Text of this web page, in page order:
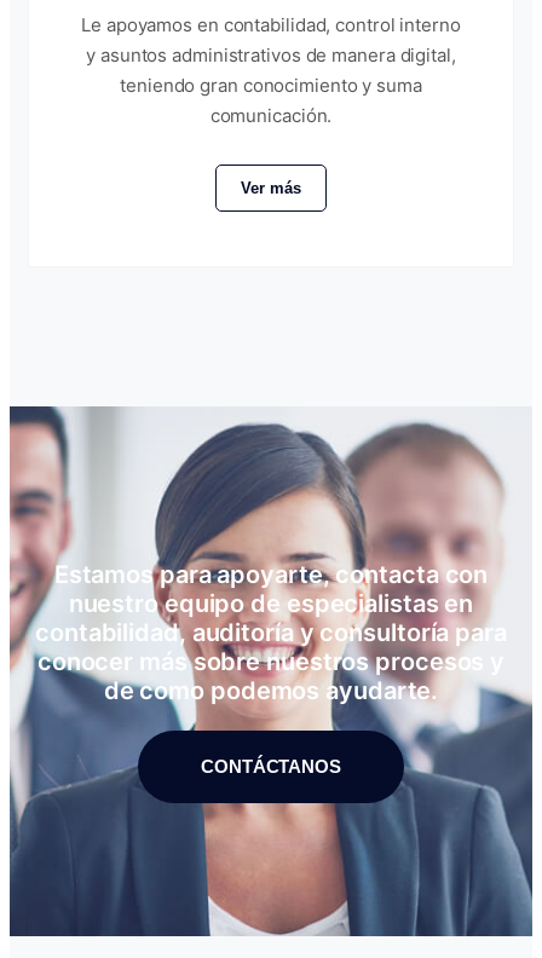
Le apoyamos en contabilidad, control interno
y asuntos administrativos de manera digital,
teniendo gran conocimiento y suma
comunicación.
Ver más
Estamos para apoyarte, contacta con
nuestro equipo de especialistas en
contabilidad, auditoría y consultoría para
conocer más sobre nuestros procesos y
de como podemos ayudarte.
CONTÁCTANOS